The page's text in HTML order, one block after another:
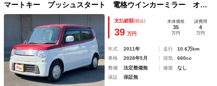
マートキー プッシュスタート 電格ウインカーミラー オー
トエアコン セキュリティアラーム
支払総額(税込)
39 万円
本体価格
35
万円
諸費用
4
万円
年式 2011年 走行
10.6万km
車検
2028年5月 排気
660cc
整備
法定整備無 修復
なし
保証
保証無